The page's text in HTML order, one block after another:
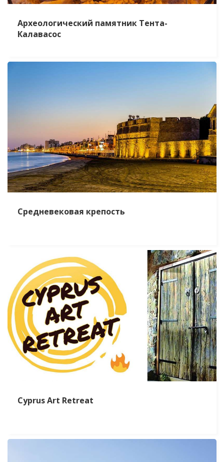
Археологический памятник Тента-
Калавасос
Средневековая крепость
Cyprus Art Retreat